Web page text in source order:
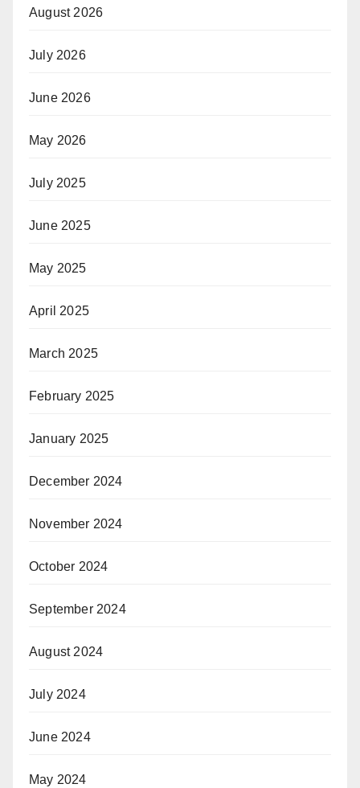
August 2026
July 2026
June 2026
May 2026
July 2025
June 2025
May 2025
April 2025
March 2025
February 2025
January 2025
December 2024
November 2024
October 2024
September 2024
August 2024
July 2024
June 2024
May 2024